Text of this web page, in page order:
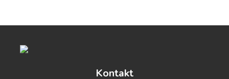
Kontakt